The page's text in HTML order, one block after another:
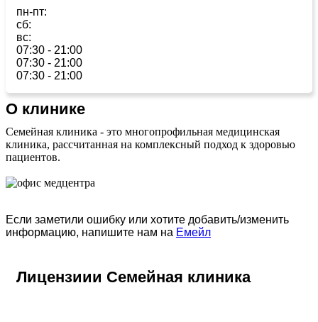
пн-пт:
сб:
вс:
07:30 - 21:00
07:30 - 21:00
07:30 - 21:00
О клинике
Семейная клиника - это многопрофильная медицинская
клиника, рассчитанная на комплексный подход к здоровью
пациентов.
Если заметили ошибку или хотите добавить/изменить
информацию, напишите нам на Емейл
Лицензиии Семейная клиника